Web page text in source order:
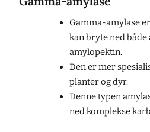
Gamma-amylase
kan bryte ned både
amylopektin.
Den er mer
planter og dyr.
Denne typen
ned komplekse